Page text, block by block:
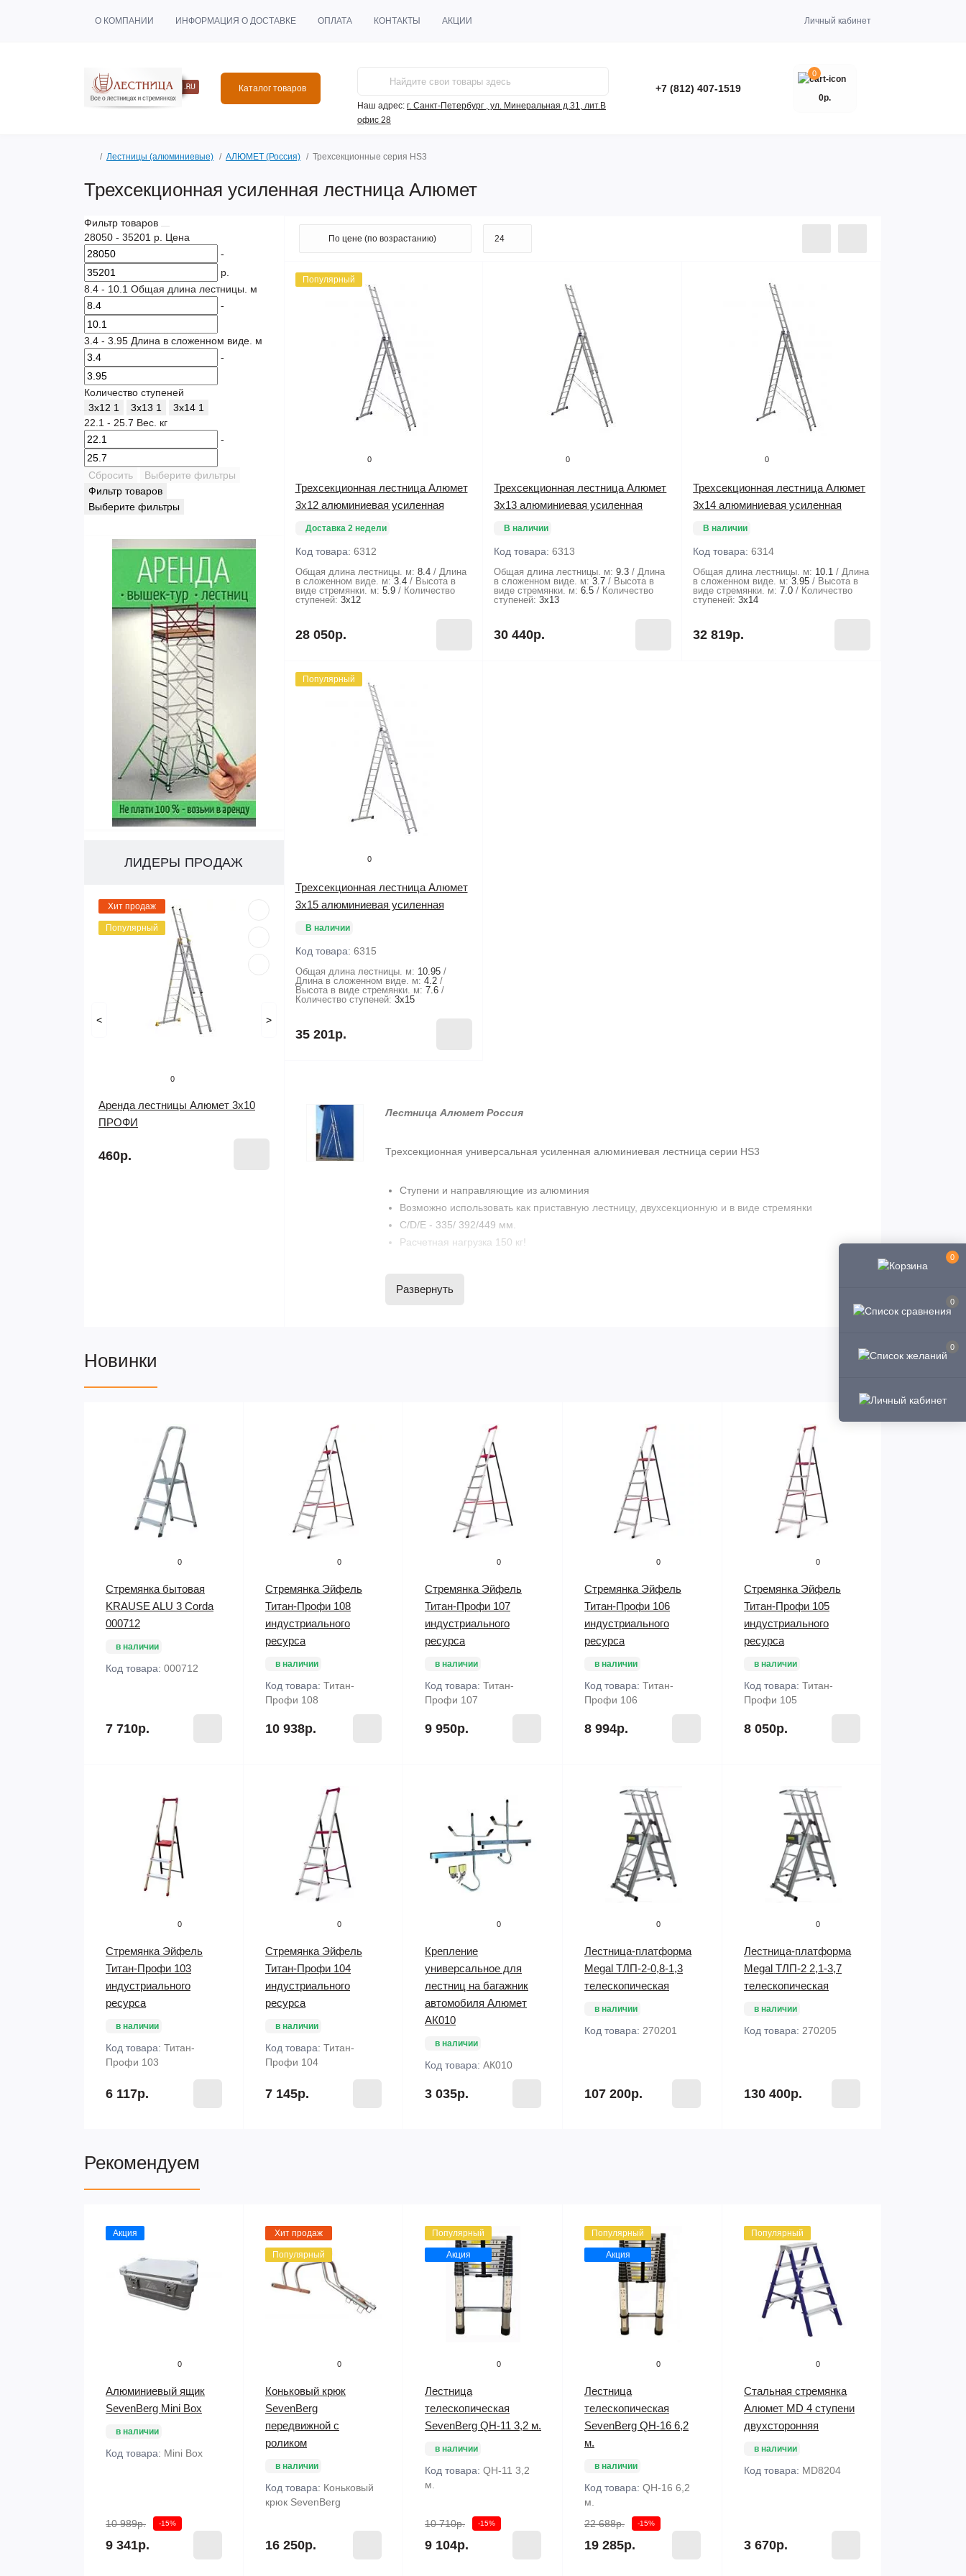
0
0
0
О КОМПАНИИ ИНФОРМАЦИЯ О ДОСТАВКЕ ОПЛАТА КОНТАКТЫ АКЦИИ Личный кабинет
Каталог товаров
Наш адрес: г. Санкт-Петербург , ул. Минеральная д.31, лит.В
офис 28
+7 (812) 407-1519
0
0р.
Лестницы (алюминиевые) АЛЮМЕТ (Россия) Трехсекционные серия HS3
Трехсекционная усиленная лестница Алюмет
Фильтр товаров
28050 - 35201 р. Цена
-
р.
8.4 - 10.1 Общая длина лестницы. м
-
3.4 - 3.95 Длина в сложенном виде. м
-
Количество ступеней
3х12 1 3х13 1 3х14 1
22.1 - 25.7 Вес. кг
-
Сбросить
Выберите фильтры
Фильтр товаров
Выберите фильтры
ЛИДЕРЫ ПРОДАЖ
Хит продаж
Популярный
0
Аренда лестницы Алюмет 3х10
ПРОФИ
460р.
< >
Популярный
0
Трехсекционная лестница Алюмет
3х12 алюминиевая усиленная
Доставка 2 недели
Код товара: 6312
Общая длина лестницы. м: 8.4
Длина
в сложенном виде. м: 3.4
Высота в
виде стремянки. м: 5.9
Количество
ступеней: 3х12
28 050р.
0
Трехсекционная лестница Алюмет
3х13 алюминиевая усиленная
В наличии
Код товара:6313
Общая длина лестницы. м: 9.3
Длина
в сложенном виде. м: 3.7
Высота в
виде стремянки. м: 6.5
Количество
ступеней: 3х13
30 440р.
0
Трехсекционная лестница Алюмет
3х14 алюминиевая усиленная
В наличии
Код товара:6314
Общая длина лестницы. м: 10.1
Длина
в сложенном виде. м: 3.95
Высота в
виде стремянки. м: 7.0
Количество
ступеней: 3х14
32 819р.
Популярный
0
Трехсекционная лестница Алюмет
3х15 алюминиевая усиленная
В наличии
Код товара: 6315
Общая длина лестницы. м: 10.95
Длина в сложенном виде. м: 4.2
Высота в виде стремянки. м: 7.6
Количество ступеней: 3х15
35 201р.
Лестница Алюмет Россия
Трехсекционная универсальная усиленная алюминиевая лестница серии HS3
Ступени и направляющие из алюминия
Возможно использовать как приставную лестницу, двухсекционную и в виде стремянки
C/D/E - 335/ 392/449 мм.
Расчетная нагрузка 150 кг!
двухсекционной
Развернуть
Новинки
0
Стремянка бытовая
KRAUSE ALU 3 Corda
000712
в наличии
Код товара: 000712
7 710р.
0
Стремянка Эйфель
Титан-Профи 108
индустриального
ресурса
в наличии
Код товара: Титан-
Профи 108
10 938р.
0
Стремянка Эйфель
Титан-Профи 107
индустриального
ресурса
в наличии
Код товара: Титан-
Профи 107
9 950р.
0
Стремянка Эйфель
Титан-Профи 106
индустриального
ресурса
в наличии
Код товара: Титан-
Профи 106
8 994р.
0
Стремянка Эйфель
Титан-Профи 105
индустриального
ресурса
в наличии
Код товара: Титан-
Профи 105
8 050р.
0
Стремянка Эйфель
Титан-Профи 103
индустриального
ресурса
в наличии
Код товара: Титан-
Профи 103
6 117р.
0
Стремянка Эйфель
Титан-Профи 104
индустриального
ресурса
в наличии
Код товара: Титан-
Профи 104
7 145р.
0
Крепление
универсальное для
лестниц на багажник
автомобиля Алюмет
АК010
в наличии
Код товара: АК010
3 035р.
0
Лестница-платформа
Megal ТЛП-2-0,8-1,3
телескопическая
в наличии
Код товара: 270201
107 200р.
0
Лестница-платформа
Megal ТЛП-2 2,1-3,7
телескопическая
в наличии
Код товара: 270205
130 400р.
Рекомендуем
Акция
0
Алюминиевый ящик
SevenBerg Mini Box
в наличии
Код товара: Mini Box
10 989р. -15%
9 341р.
Хит продаж
Популярный
0
Коньковый крюк
SevenBerg
передвижной с
роликом
в наличии
Код товара: Коньковый
крюк SevenBerg
16 250р.
Популярный
Акция
0
Лестница
телескопическая
SevenBerg QH-11 3,2 м.
в наличии
Код товара: QH-11 3,2
м.
10 710р. -15%
9 104р.
Популярный
Акция
0
Лестница
телескопическая
SevenBerg QH-16 6,2
м.
в наличии
Код товара: QH-16 6,2
м.
22 688р.
-15%
19 285р.
Популярный
0
Стальная стремянка
Алюмет MD 4 ступени
двухсторонняя
в наличии
Код товара: MD8204
3 670р.